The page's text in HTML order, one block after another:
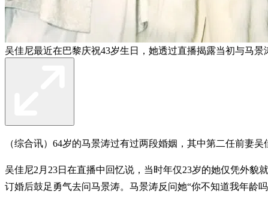
吴佳尼最近在巴黎庆祝43岁生日，她透过直播揭露当初与马景
（综合讯）64岁的马景涛过有过两段婚姻，其中第二任前妻
吴佳尼2月23日在直播中回忆说，当时年仅23岁的她仅凭外貌
订婚后鼓足勇气去问马景涛。马景涛反问她“你不知道我年龄